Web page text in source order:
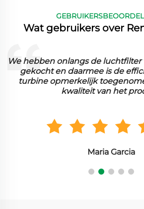
Wat gebruikers over
We hebben onlangs de luchtfilter
gekocht en daarmee is de
turbine opmerkelijk
kwaliteit van het
Maria Garcia